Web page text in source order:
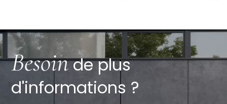
Besoinde plus
d'informations ?